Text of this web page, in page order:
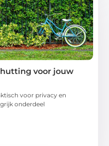
voor jouw
voor privacy en
onderdeel